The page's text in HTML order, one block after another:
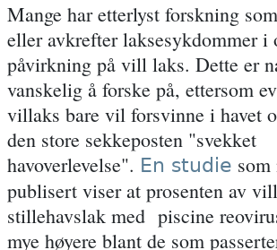
Mange har etterlyst forskning
eller avkrefter laksesykdommer i
påvirkning på vill laks. Dette er
vanskelig å forske på, ettersom
villaks bare vil forsvinne i havet
den store sekkeposten "svekket
havoverlevelse". En studie
publisert viser at prosenten av vill
stillehavslak med piscine
mye høyere blant de som